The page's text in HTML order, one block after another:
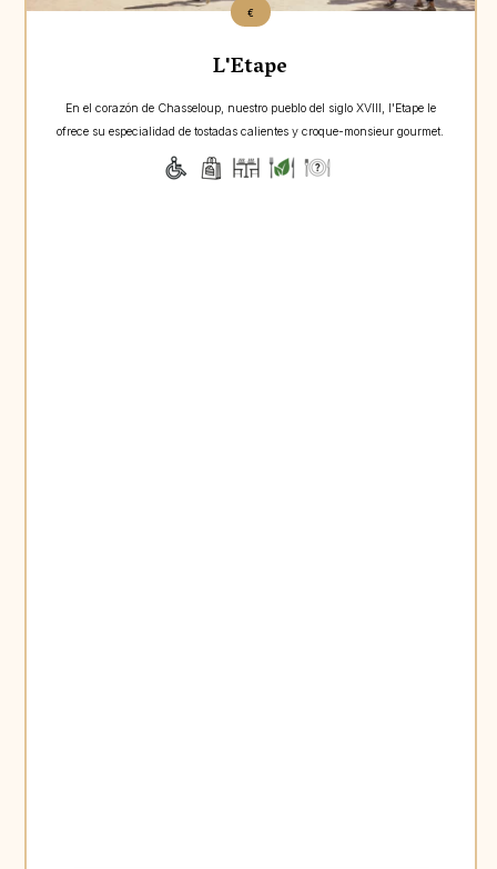
€
L'Etape
En el corazón de Chasseloup, nuestro pueblo del siglo XVIII, l'Etape le
ofrece su especialidad de tostadas calientes y croque-monsieur gourmet.